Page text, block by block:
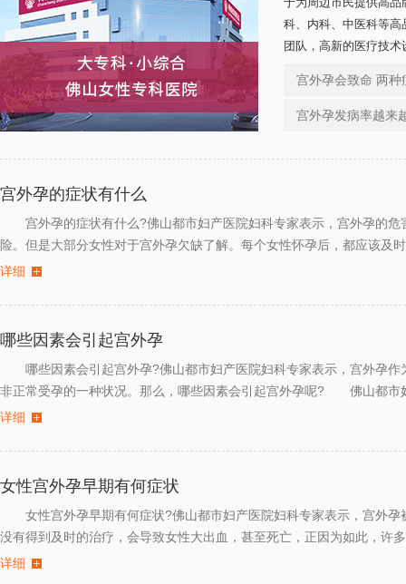
科、内科、中医科等
团队，高新的医疗技
爱。
宫外孕会致命 两
宫外孕发病率越来
宫外孕的症状有什么
宫外孕的症状有什么?佛山都市妇产医院妇科专家表示，宫外孕的危
险。但是大部分女性对于宫外孕欠缺了解。每个女性怀孕后，都应该及
详细
哪些因素会引起宫外孕
哪些因素会引起宫外孕?佛山都市妇产医院妇科专家表示，宫外孕作
非正常受孕的一种状况。那么，哪些因素会引起宫外孕呢? 佛山都市
详细
女性宫外孕早期有何症状
女性宫外孕早期有何症状?佛山都市妇产医院妇科专家表示，宫外孕
没有得到及时的治疗，会导致女性大出血，甚至死亡，正因为如此，许
详细
及精湛的技术操作水平...
在线咨询 预约医生